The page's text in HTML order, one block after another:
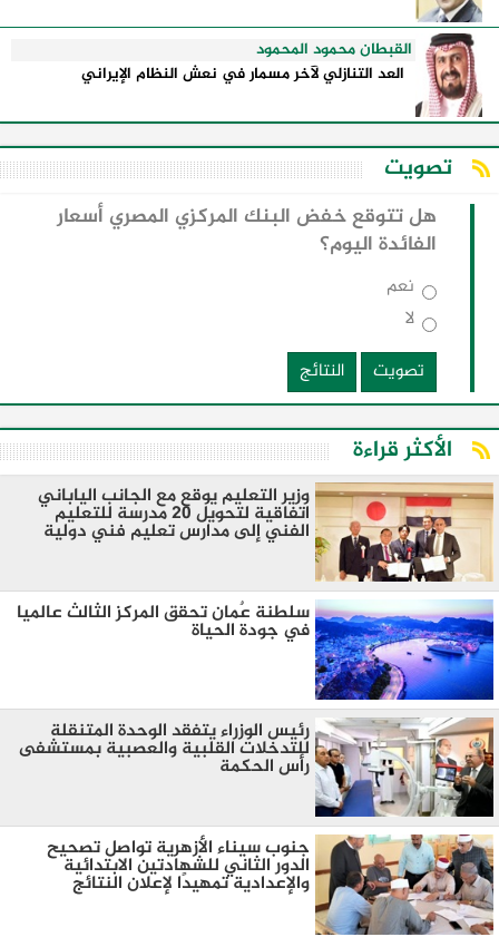
القبطان محمود المحمود
العد التنازلي لآخر مسمار في نعش النظام الإيراني
تصويت
هل تتوقع خفض البنك المركزي المصري أسعار
الفائدة اليوم؟
نعم
لا
تصويت
النتائج
الأكثر قراءة
وزير التعليم يوقع مع الجانب الياباني
اتفاقية لتحويل 20 مدرسة للتعليم
الفني إلى مدارس تعليم فني دولية
سلطنة عٌمان تحقق المركز الثالث عالميا
في جودة الحياة
رئيس الوزراء يتفقد الوحدة المتنقلة
للتدخلات القلبية والعصبية بمستشفى
رأس الحكمة
جنوب سيناء الأزهرية تواصل تصحيح
الدور الثاني للشهادتين الابتدائية
والإعدادية تمهيدًا لإعلان النتائج